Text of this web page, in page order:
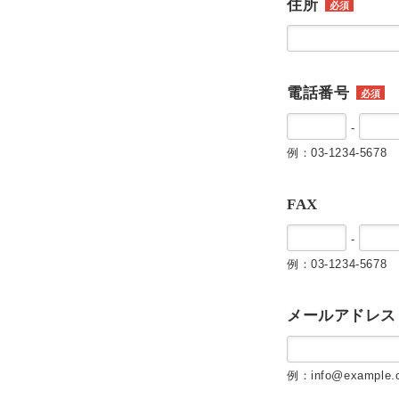
住所 必須
電話番号 必須
-
例：03-1234-5678
FAX
-
例：03-1234-5678
メールアドレス
例：